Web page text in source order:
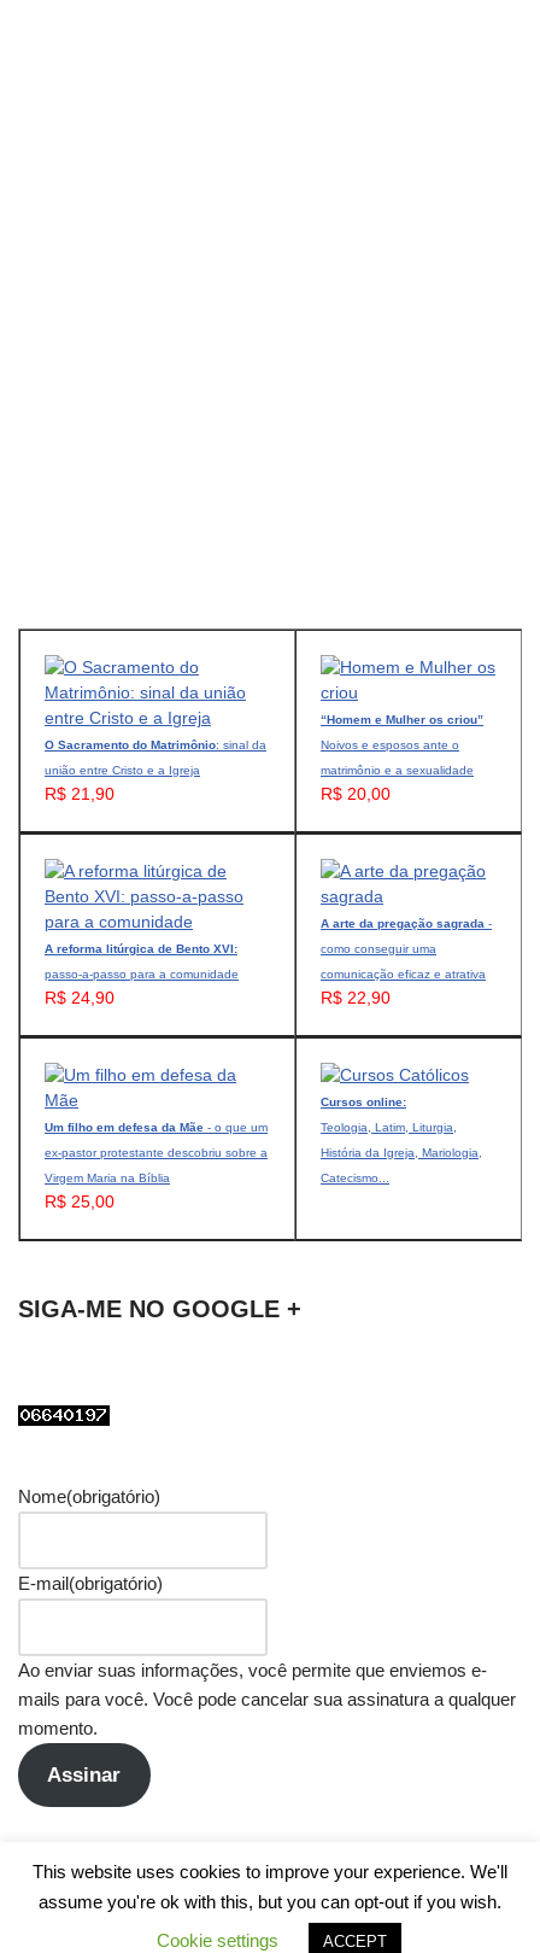
O Sacramento do Matrimônio: sinal da
união entre Cristo e a Igreja
R$ 21,90
“Homem e Mulher os criou”
Noivos e esposos ante o
matrimônio e a sexualidade
R$ 20,00
A reforma litúrgica de Bento XVI:
passo-a-passo para a comunidade
R$ 24,90
A arte da pregação sagrada -
como conseguir uma
comunicação eficaz e atrativa
R$ 22,90
Um filho em defesa da Mãe - o que um
ex-pastor protestante descobriu sobre a
Virgem Maria na Bíblia
R$ 25,00
Cursos online:
Teologia, Latim, Liturgia,
História da Igreja, Mariologia,
Catecismo...
SIGA-ME NO GOOGLE +
Nome(obrigatório)
E-mail(obrigatório)
Ao enviar suas informações, você permite que enviemos e-
mails para você. Você pode cancelar sua assinatura a qualquer
momento.
Assinar
This website uses cookies to improve your experience. We'll
assume you're ok with this, but you can opt-out if you wish.
Cookie settings
ACCEPT